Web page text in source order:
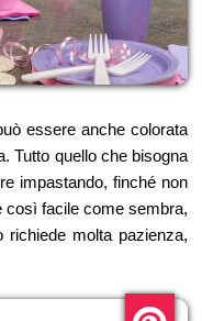
essere anche colorata
Tutto quello che bisogna
impastando, finché non
così facile come sembra,
richiede molta pazienza,